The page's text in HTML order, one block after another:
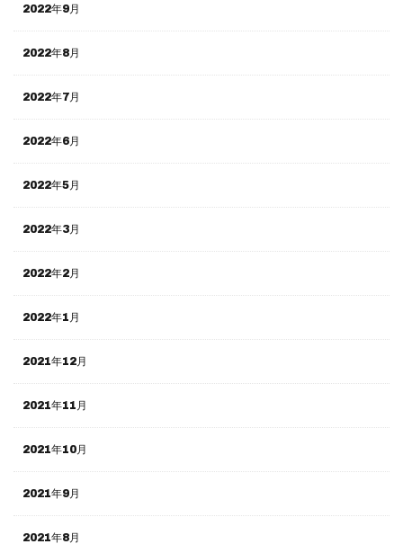
2022年9月
2022年8月
2022年7月
2022年6月
2022年5月
2022年3月
2022年2月
2022年1月
2021年12月
2021年11月
2021年10月
2021年9月
2021年8月